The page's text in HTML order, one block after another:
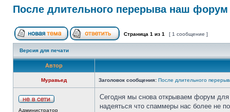
После длительного перерыва наш форум
Страница 1 из 1 [ 1 сообщение ]
Версия для печати
Автор
Муравьед Заголовок сообщения: После длительного
Администратор
Сегодня мы снова открываем форум для
надеяться что спаммеры нас более не